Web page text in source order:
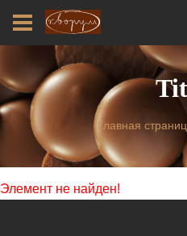
Главная
Элемент не найден!